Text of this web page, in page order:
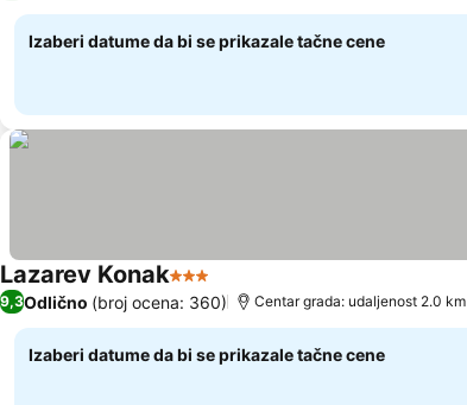
Izaberi datume da bi se prikazale tačne cene
Lazarev Konak3 Zvezdice
9,3Odlično (broj ocena: 360) Centar grada: udaljenost 2.0 km
Izaberi datume da bi se prikazale tačne cene